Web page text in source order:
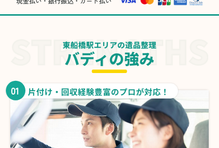
東船橋駅エリアの遺品整理
バディの強み
01 片付け・回収経験豊富のプロが対応！